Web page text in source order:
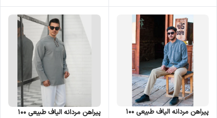
پیراهن مردانه الیاف طبیعی 100
پیراهن مردانه الیاف طبیعی 100